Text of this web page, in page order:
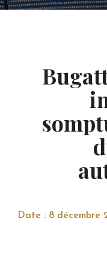
Date : 8 décembre